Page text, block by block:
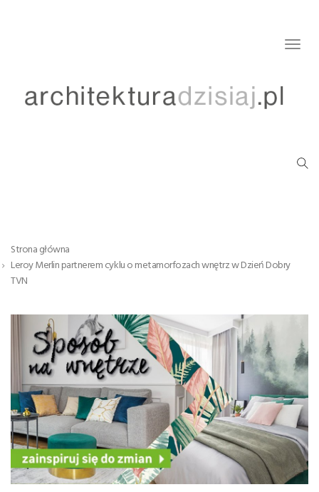
Strona główna
Leroy Merlin partnerem cyklu o metamorfozach wnętrz w Dzień Dobry
TVN